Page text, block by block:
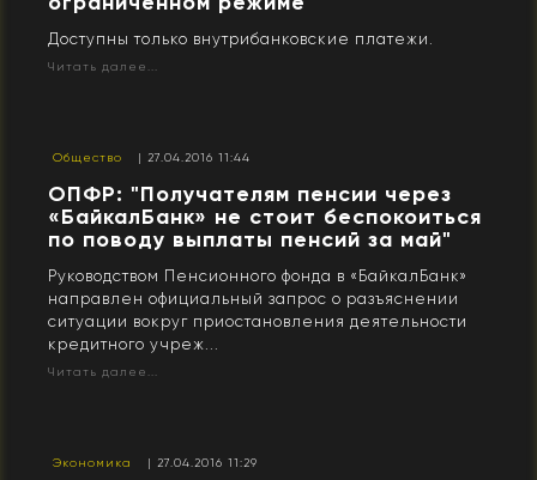
Доступны только внутрибанковские платежи.
Читать далее...
Общество | 27.04.2016 11:44
ОПФР: "Получателям пенсии через
«БайкалБанк» не стоит беспокоиться
по поводу выплаты пенсий за май"
Руководством Пенсионного фонда в «БайкалБанк»
направлен официальный запрос о разъяснении
ситуации вокруг приостановления деятельности
кредитного учреж...
Читать далее...
Экономика | 27.04.2016 11:29